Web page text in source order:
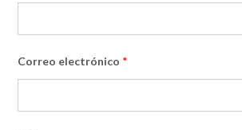
Correo electrónico *